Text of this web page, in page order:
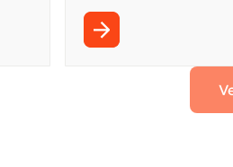
governança e